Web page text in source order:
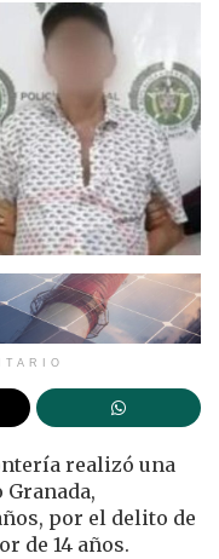
realizó una
por el delito de
de 14 años.